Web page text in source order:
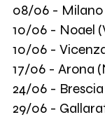
08/06 -
10/06 - Noael
10/06 -
17/06 - Arona
24/06 -
29/06 -